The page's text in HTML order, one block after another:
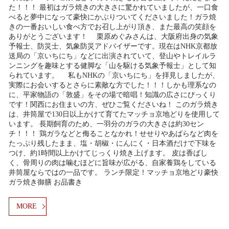
た！！！ 最初はガラ焼きの大きさに驚かれていましたが、一口食
べると夢中になって豪快にかぶりついてくださいました！ガラ焼
きの一番おいしい食べ方でお召し上がり頂き、また最高の笑顔を
ありがとうございます！ 栗原めぐみさんは、大阪府出身の気象
予報士、防災士、気象防災アドバイザーです。現在はNHK京都放
送局の「京いちにち」などに出演されていて、登山やトレイルラ
ンニングを趣味とする健脚な「山を駆ける気象予報士」として知
られています。 私もNHKの「京いちにち」を拝見しましたが、
実際にお会いするとさらに素敵な方でした！！！しかも理系なの
に、平家物語の「敦盛」をその場で暗唱！知識の広さにびっくり
です！関西にお住まいの方、ぜひご覧くださいね！ このガラ焼き
は、井筒屋で130日以上かけて育てたマッチョ京地どりを使用して
います。 長期飼育のため、一羽分のガラの大きさは約30セン
チ！！！ 鶏ガラなどと侮ることなかれ！せせりやあばらなど肉を
たっぷり残したまま、塩・胡椒・にんにく・日本酒だけで下味を
つけ、約1時間以上かけてじっくり焼き上げます。 皮は香ばし
く、骨周りの肉は噛むほどに旨味が広がる、自家養鶏をしている
井筒屋ならではの一品です。 ランチ限定！マッチョ京地どり豪快
ガラ焼き御膳 お品書き
MORE